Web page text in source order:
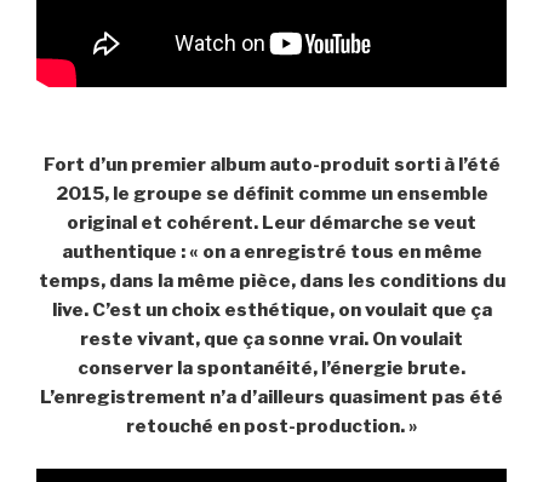
Fort d’un premier album auto-produit sorti à l’été
2015, le groupe se définit comme un ensemble
original et cohérent. Leur démarche se veut
authentique : « on a enregistré tous en même
temps, dans la même pièce, dans les conditions du
live. C’est un choix esthétique, on voulait que ça
reste vivant, que ça sonne vrai. On voulait
conserver la spontanéité, l’énergie brute.
L’enregistrement n’a d’ailleurs quasiment pas été
retouché en post-production. »